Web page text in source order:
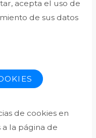
acepta el uso de
de sus datos
de cookies en
la página de